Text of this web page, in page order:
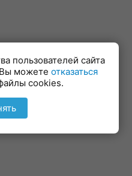
пользователей сайта
можете отказаться
cookies.